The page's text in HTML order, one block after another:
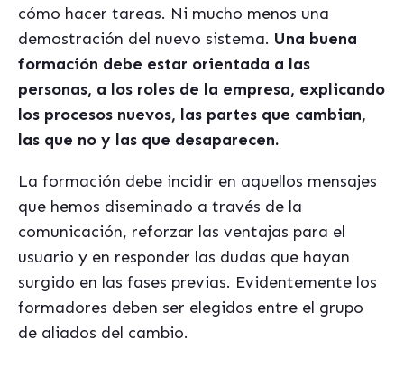
cómo hacer tareas. Ni mucho menos una
demostración del nuevo sistema. Una buena
formación debe estar orientada a las
personas, a los roles de la empresa, explicando
los procesos nuevos, las partes que cambian,
las que no y las que desaparecen.
La formación debe incidir en aquellos mensajes
que hemos diseminado a través de la
comunicación, reforzar las ventajas para el
usuario y en responder las dudas que hayan
surgido en las fases previas. Evidentemente los
formadores deben ser elegidos entre el grupo
de aliados del cambio.